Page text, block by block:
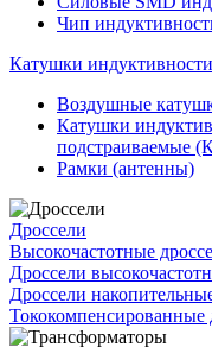
Чип
Катушки индуктивности
Воздушные
Катушки
подстраиваемые
Рамки (антенны)
Дроссели
Высокочастотные
Дроссели
Дроссели
Тококомпенсированные